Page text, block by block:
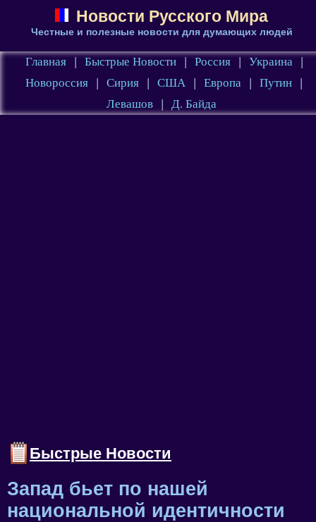
Новости Русского Мира
Честные и полезные новости для думающих людей
Главная | Быстрые Новости | Россия | Украина
|
Новороссия
| Сирия | США | Европа | Путин
|
Левашов
| Д. Байда
Быстрые Новости
Запад бьет по нашей
национальной идентичности